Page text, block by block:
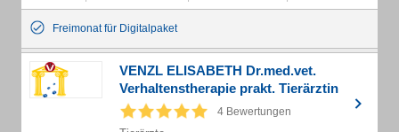
Freimonat für Digitalpaket
VENZL ELISABETH Dr.med.vet.
Verhaltenstherapie prakt. Tierärztin
4 Bewertungen